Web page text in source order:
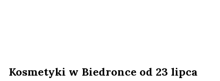
Kosmetyki w Biedronce od 23 lipca